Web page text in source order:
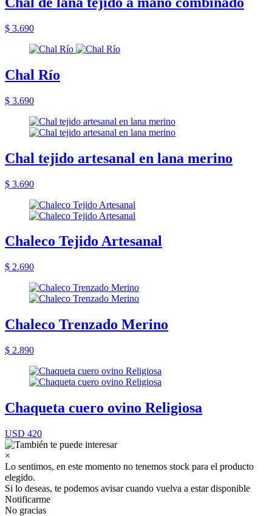
$ 3.690
Chal Río
$ 3.690
Chal tejido artesanal en lana merino
$ 3.690
Chaleco Tejido Artesanal
$ 2.690
Chaleco Trenzado Merino
$ 2.890
Chaqueta cuero ovino Religiosa
USD 420
×
Lo sentimos, en este momento no tenemos stock para el producto
elegido.
Si lo deseas, te podemos avisar cuando vuelva a estar disponible
Notificarme
No gracias